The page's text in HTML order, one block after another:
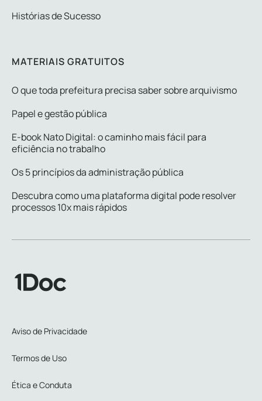
Histórias de Sucesso
MATERIAIS GRATUITOS
O que toda prefeitura precisa saber sobre arquivismo
Papel e gestão pública
E-book Nato Digital: o caminho mais fácil para
eficiência no trabalho
Os 5 princípios da administração pública
Descubra como uma plataforma digital pode resolver
processos 10x mais rápidos
Aviso de Privacidade
Termos de Uso
Ética e Conduta